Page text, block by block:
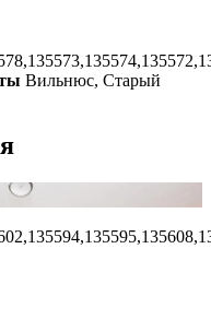
Вильнюс, Старый